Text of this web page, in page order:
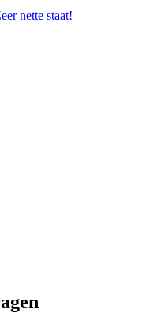
nette staat!